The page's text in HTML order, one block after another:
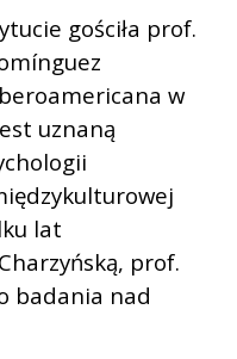
gościła prof.
w
uznaną
lat
prof.
badania nad